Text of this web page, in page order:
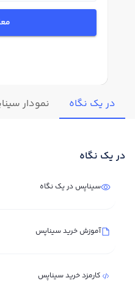
در یک نگاه نمودار
در یک نگاه
سیناپس در یک نگاه
آموزش خرید سیناپس
کارمزد خرید سیناپس